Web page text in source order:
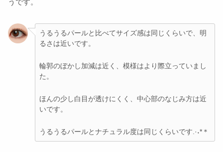
うです。
うるうるパールと比べてサイズ感は同じくらいで、明
るさは近いです。
輪郭のぼかし加減は近く、模様はより際立っていまし
た。
ほんの少し白目が透けにくく、中心部のなじみ方は近
いです。
うるうるパールとナチュラル度は同じくらいです.·˖*＊